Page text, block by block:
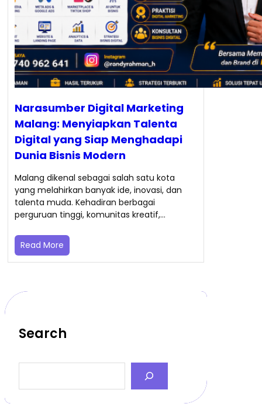
Narasumber Digital Marketing
Malang: Menyiapkan Talenta
Digital yang Siap Menghadapi
Dunia Bisnis Modern
Malang dikenal sebagai salah satu kota
yang melahirkan banyak ide, inovasi, dan
talenta muda. Kehadiran berbagai
perguruan tinggi, komunitas kreatif,…
Read More
Search
a